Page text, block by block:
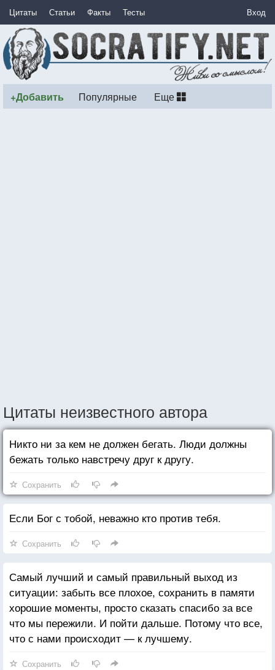
Цитаты Статьи Факты Тесты Вход
+Добавить Популярные Еще
Цитаты неизвестного автора
Никто ни за кем не должен бегать. Люди должны
бежать только навстречу друг к другу.
Сохранить
Если Бог с тобой, неважно кто против тебя.
Сохранить
Самый лучший и самый правильный выход из
ситуации: забыть все плохое, сохранить в памяти
хорошие моменты, просто сказать спасибо за все
что мы пережили. И пойти дальше. Потому что все,
что с нами происходит — к лучшему.
Сохранить